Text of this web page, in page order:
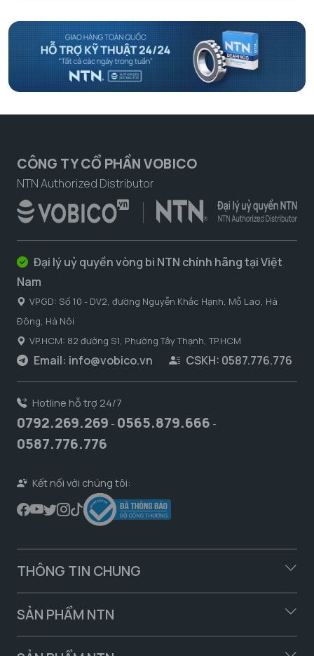
CÔNG TY CỔ PHẦN VOBICO
NTN Authorized Distributor
Đại lý uỷ quyền vòng bi NTN chính hãng tại Việt
Nam
VPGD: Số 10 - DV2, đường Nguyễn Khắc Hạnh, Mỗ Lao, Hà
Đông, Hà Nôi
VP.HCM: 82 đường S1, Phường Tây Thạnh, TP.HCM
Email: info@vobico.vn CSKH: 0587.776.776
Hotline hỗ trợ 24/7
0792.269.269 - 0565.879.666 -
0587.776.776
Kết nối với chúng tôi:
THÔNG TIN CHUNG
SẢN PHẨM NTN